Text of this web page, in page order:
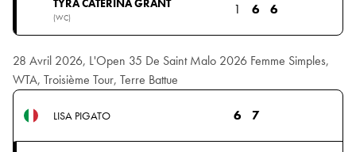
TYRA CATERINA GRANT
(WC)
1 6 6
28 Avril 2026, L'Open 35 De Saint Malo 2026 Femme Simples,
WTA, Troisième Tour, Terre Battue
LISA PIGATO 6 7